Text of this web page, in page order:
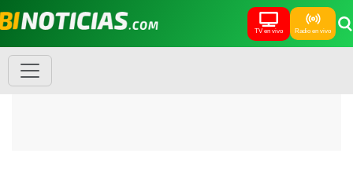
TV en vivo Radio en vivo